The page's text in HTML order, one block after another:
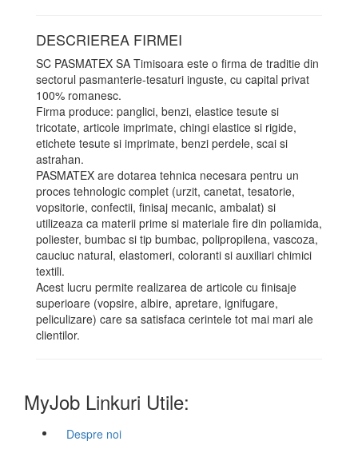
DESCRIEREA FIRMEI
SC PASMATEX SA Timisoara este o firma de traditie din
sectorul pasmanterie-tesaturi inguste, cu capital privat
100% romanesc.
Firma produce: panglici, benzi, elastice tesute si
tricotate, articole imprimate, chingi elastice si rigide,
etichete tesute si imprimate, benzi perdele, scai si
astrahan.
PASMATEX are dotarea tehnica necesara pentru un
proces tehnologic complet (urzit, canetat, tesatorie,
vopsitorie, confectii, finisaj mecanic, ambalat) si
utilizeaza ca materii prime si materiale fire din poliamida,
poliester, bumbac si tip bumbac, polipropilena, vascoza,
cauciuc natural, elastomeri, coloranti si auxiliari chimici
textili.
Acest lucru permite realizarea de articole cu finisaje
superioare (vopsire, albire, apretare, ignifugare,
peliculizare) care sa satisfaca cerintele tot mai mari ale
clientilor.
MyJob Linkuri Utile:
Despre noi